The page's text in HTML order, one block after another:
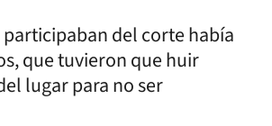
del corte había
que tuvieron que huir
lugar para no ser